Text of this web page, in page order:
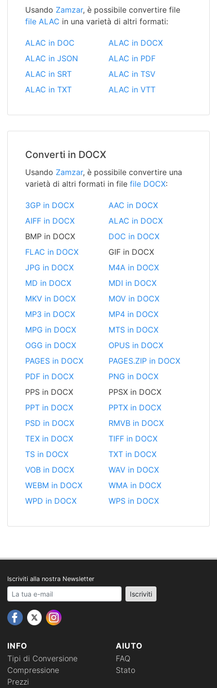
Usando Zamzar, è possibile convertire file
file ALAC in una varietà di altri formati:
ALAC in DOC
ALAC in DOCX
ALAC in JSON
ALAC in PDF
ALAC in SRT
ALAC in TSV
ALAC in TXT
ALAC in VTT
Converti in DOCX
Usando Zamzar, è possibile convertire una
varietà di altri formati in file file DOCX:
3GP in DOCX
AAC in DOCX
AIFF in DOCX
ALAC in DOCX
BMP in DOCX
DOC in DOCX
FLAC in DOCX
GIF in DOCX
JPG in DOCX
M4A in DOCX
MD in DOCX
MDI in DOCX
MKV in DOCX
MOV in DOCX
MP3 in DOCX
MP4 in DOCX
MPG in DOCX
MTS in DOCX
OGG in DOCX
OPUS in DOCX
PAGES in DOCX
PAGES.ZIP in DOCX
PDF in DOCX
PNG in DOCX
PPS in DOCX
PPSX in DOCX
PPT in DOCX
PPTX in DOCX
PSD in DOCX
RMVB in DOCX
TEX in DOCX
TIFF in DOCX
TS in DOCX
TXT in DOCX
VOB in DOCX
WAV in DOCX
WEBM in DOCX
WMA in DOCX
WPD in DOCX
WPS in DOCX
INFO
Tipi di Conversione
Compressione
Prezzi
AIUTO
FAQ
Stato
Iscriviti alla nostra Newsletter
Your email address Iscriviti